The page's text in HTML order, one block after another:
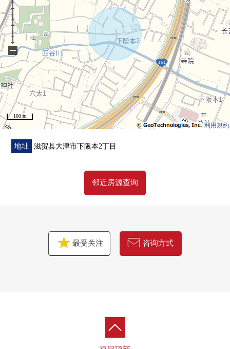
利用規約
100 m
−
地址 滋贺县大津市下阪本2丁目
邻近房源查询
最受关注 咨询方式